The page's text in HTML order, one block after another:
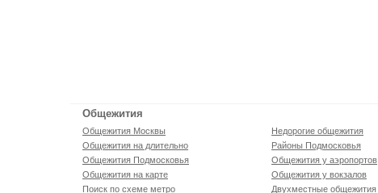
Общежития
Общежития Москвы
Общежития на длительно
Общежития Подмосковья
Общежития на карте
Поиск по схеме метро
Недорогие общежития
Районы Подмосковья
Общежития у аэропортов
Общежития у вокзалов
Двухместные общежития